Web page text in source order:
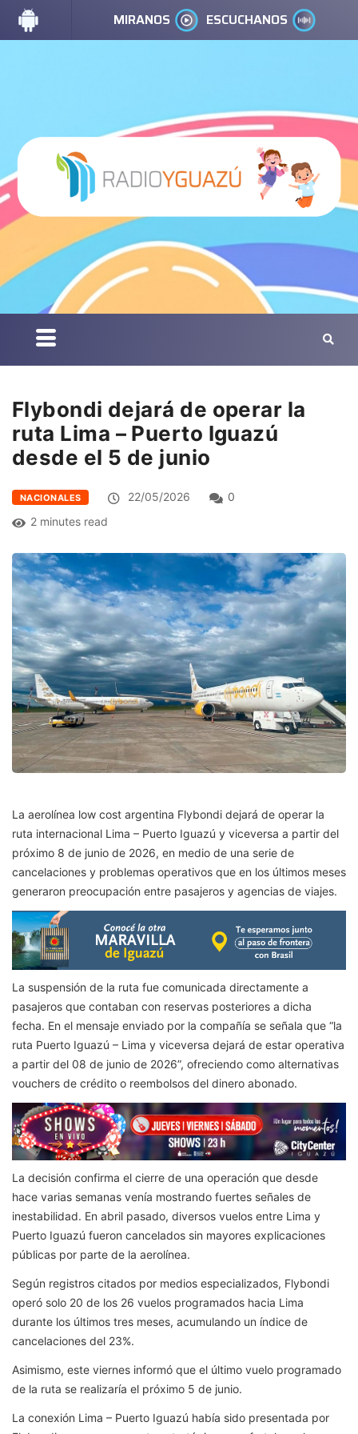
MIRANOS ESCUCHANOS
Flybondi dejará de operar la
ruta Lima – Puerto Iguazú
desde el 5 de junio
NACIONALES 22/05/2026
0
2 minutes read
La aerolínea low cost argentina Flybondi dejará de operar la
ruta internacional Lima – Puerto Iguazú y viceversa a partir del
próximo 8 de junio de 2026, en medio de una serie de
cancelaciones y problemas operativos que en los últimos meses
generaron preocupación entre pasajeros y agencias de viajes.
La suspensión de la ruta fue comunicada directamente a
pasajeros que contaban con reservas posteriores a dicha
fecha. En el mensaje enviado por la compañía se señala que “la
ruta Puerto Iguazú – Lima y viceversa dejará de estar operativa
a partir del 08 de junio de 2026”, ofreciendo como alternativas
vouchers de crédito o reembolsos del dinero abonado.
La decisión confirma el cierre de una operación que desde
hace varias semanas venía mostrando fuertes señales de
inestabilidad. En abril pasado, diversos vuelos entre Lima y
Puerto Iguazú fueron cancelados sin mayores explicaciones
públicas por parte de la aerolínea.
Según registros citados por medios especializados, Flybondi
operó solo 20 de los 26 vuelos programados hacia Lima
durante los últimos tres meses, acumulando un índice de
cancelaciones del 23%.
Asimismo, este viernes informó que el último vuelo programado
de la ruta se realizaría el próximo 5 de junio.
La conexión Lima – Puerto Iguazú había sido presentada por